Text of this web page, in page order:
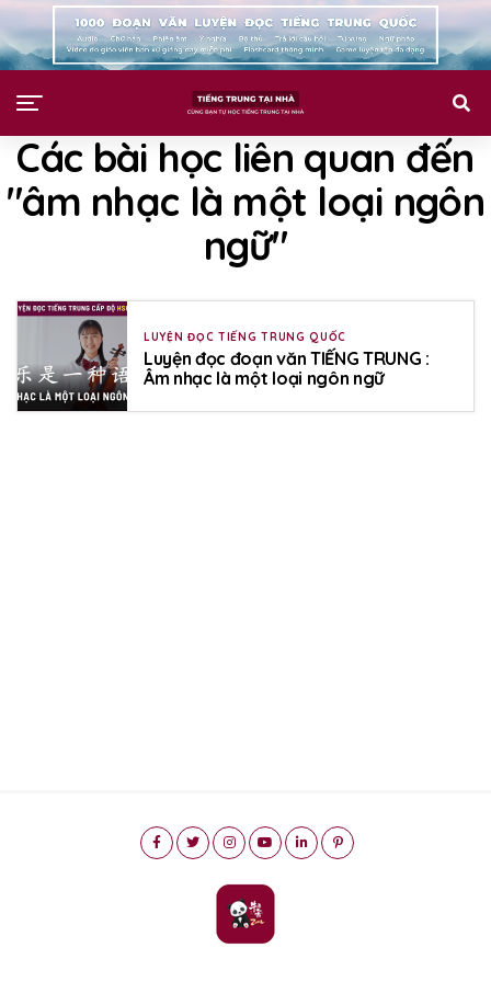
Các bài học liên quan đến
"âm nhạc là một loại ngôn
ngữ"
LUYỆN ĐỌC TIẾNG TRUNG QUỐC
Luyện đọc đoạn văn TIẾNG TRUNG :
Âm nhạc là một loại ngôn ngữ